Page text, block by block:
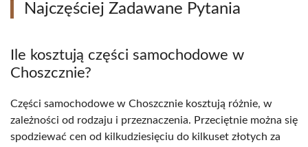
Najczęściej Zadawane Pytania
Ile kosztują części samochodowe w
Choszcznie?
Części samochodowe w Choszcznie kosztują różnie, w
zależności od rodzaju i przeznaczenia. Przeciętnie można się
spodziewać cen od kilkudziesięciu do kilkuset złotych za